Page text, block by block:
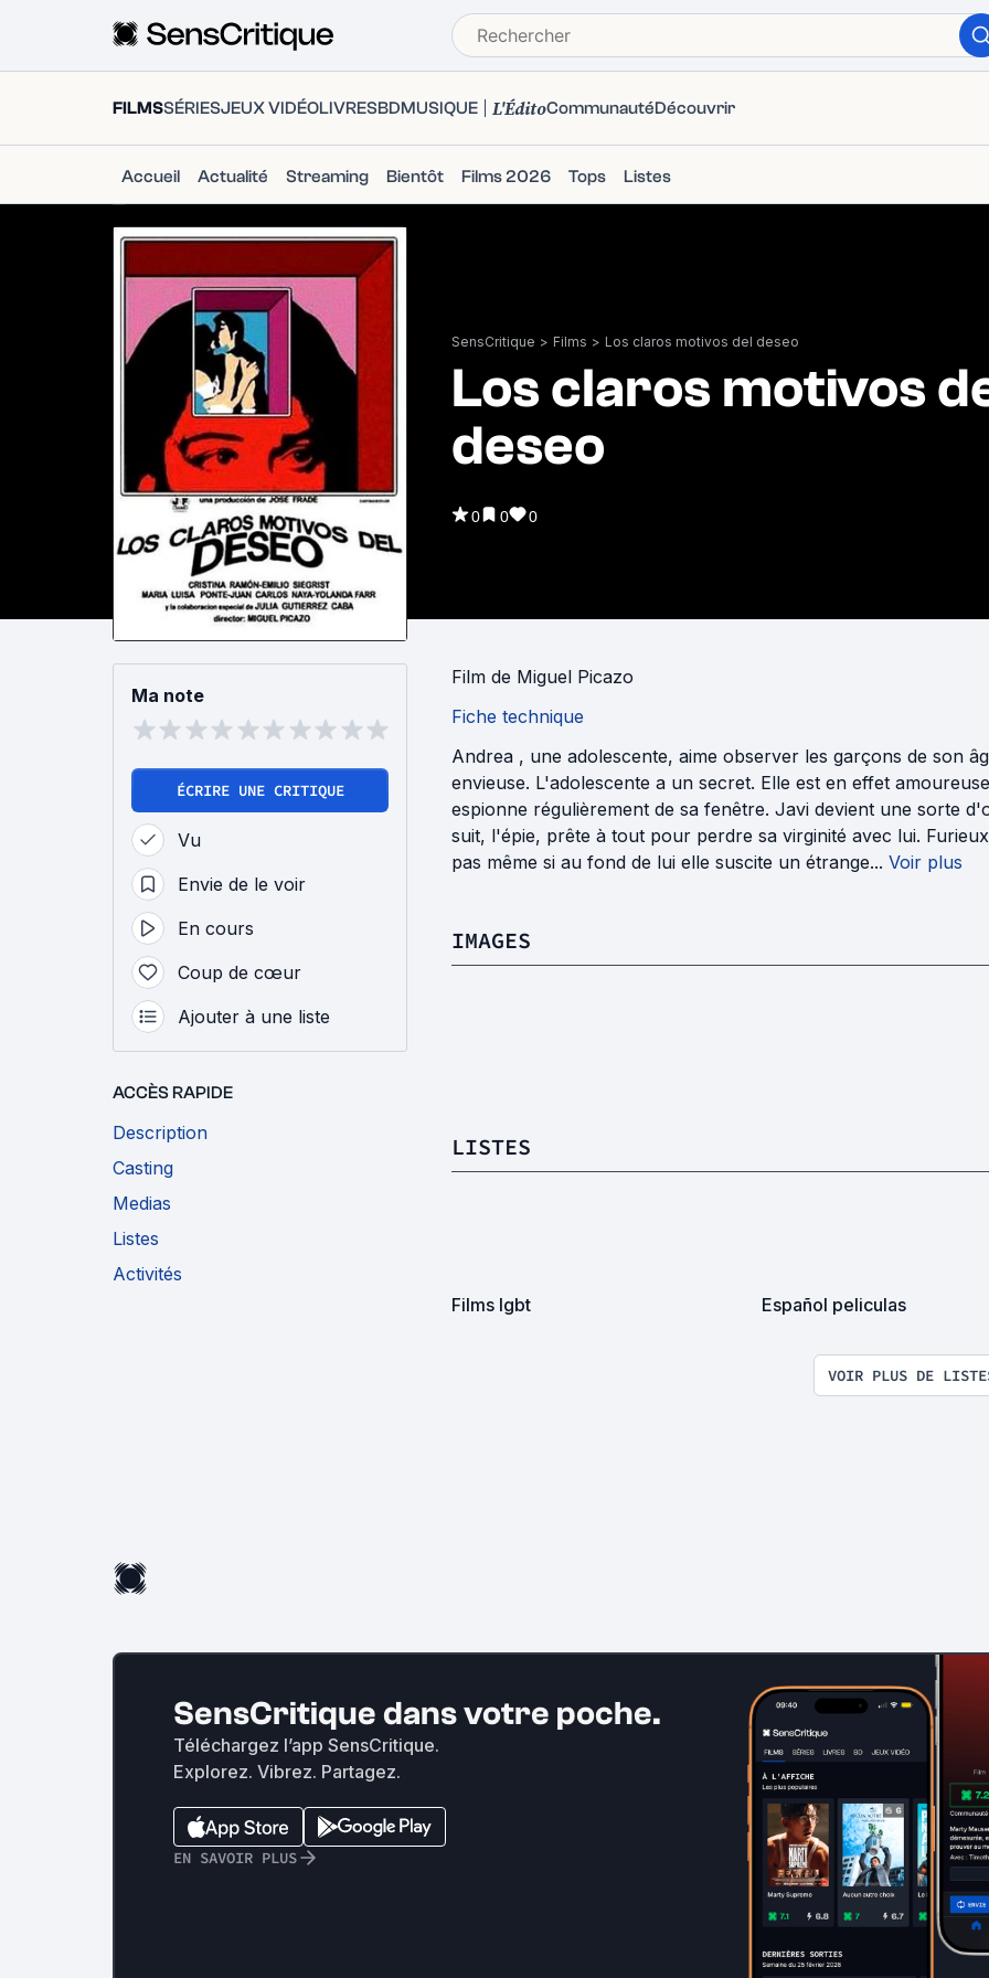
FILMSSÉRIESJEUX VIDÉOLIVRESBDMUSIQUE L'ÉditoCommunautéDécouvrir
Accueil Actualité Streaming Bientôt Films 2026 Tops Listes
SensCritique > Films > Los claros motivos del deseo
Los claros motivos
deseo
0 0 0
Ma note
ÉCRIRE UNE CRITIQUE
Vu
Envie de le voir
En cours
Coup de cœur
Ajouter à une liste
ACCÈS RAPIDE
Description
Casting
Medias
Listes
Activités
Film de Miguel Picazo
Fiche technique
Andrea , une adolescente, aime observer les garçons de son
envieuse. L'adolescente a un secret. Elle est en effet
espionne régulièrement de sa fenêtre. Javi devient une sorte
suit, l'épie, prête à tout pour perdre sa virginité avec lui.
pas même si au fond de lui elle suscite un étrange... Voir plus
IMAGES
LISTES
Films lgbt Español peliculas
VOIR PLUS DE
SensCritique dans votre poche.
Téléchargez l’app SensCritique.
Explorez. Vibrez. Partagez.
EN SAVOIR PLUS